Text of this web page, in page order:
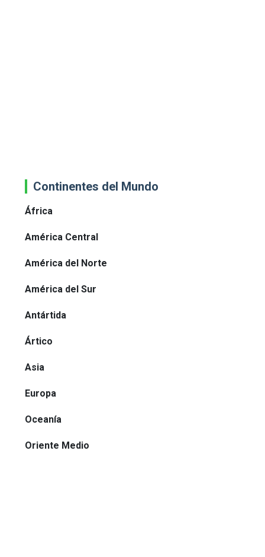
Continentes del Mundo
África
América Central
América del Norte
América del Sur
Antártida
Ártico
Asia
Europa
Oceanía
Oriente Medio